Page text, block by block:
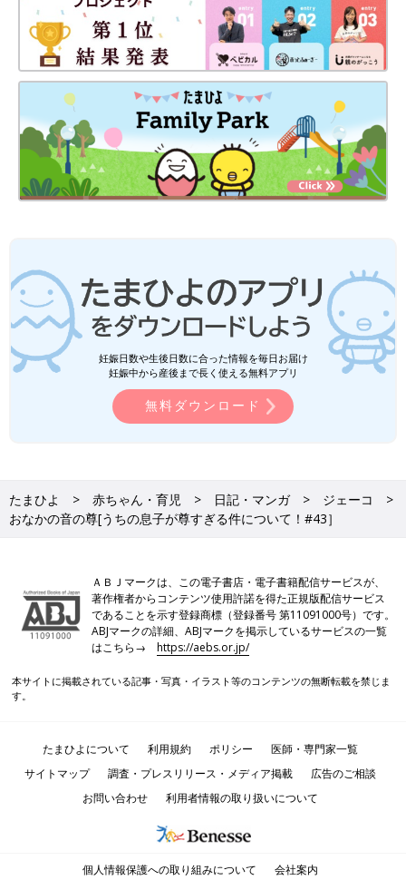
妊娠日数や生後日数に合った情報を毎日お届け
妊娠中から産後まで長く使える無料アプリ
無料ダウンロード
たまひよ 赤ちゃん・育児 日記・マンガ
ジェーコ
おなかの音の尊[うちの息子が尊すぎる件について！#43］
ＡＢＪマークは、この電子書店・電子書籍配信サービスが、
著作権者からコンテンツ使用許諾を得た正規版配信サービス
であることを示す登録商標（登録番号 第11091000号）です。
ABJマークの詳細、ABJマークを掲示しているサービスの一覧
はこちら→https://aebs.or.jp/
本サイトに掲載されている記事・写真・イラスト等のコンテンツの無断転載を禁じま
す。
たまひよについて 利用規約 ポリシー
医師・専門家一覧
サイトマップ
調査・プレスリリース・メディア掲載
広告のご相談
お問い合わせ
利用者情報の取り扱いについて
個人情報保護への取り組みについて 会社案内